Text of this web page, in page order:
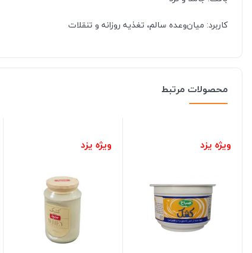
کاربرد: میان‌وعده سالم، تغذیه روزانه و تنقلات
محصولات مرتبط
ویژه یزد ویژه یزد